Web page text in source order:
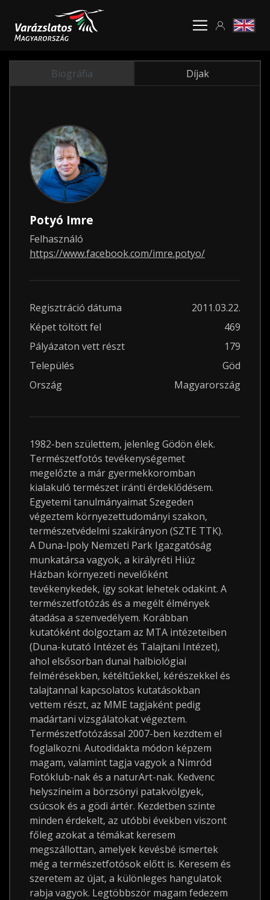
Biográfia Díjak
Potyó Imre
Felhasználó
https://www.facebook.com/imre.potyo/
Regisztráció dátuma
2011.03.22.
Képet töltött fel
469
Pályázaton vett részt
179
Település
Göd
Ország
Magyarország
1982-ben születtem, jelenleg Gödön élek.
Természetfotós tevékenységemet
megelőzte a már gyermekkoromban
kialakuló természet iránti érdeklődésem.
Egyetemi tanulmányaimat Szegeden
végeztem környezettudományi szakon,
természetvédelmi szakirányon (SZTE TTK).
A Duna-Ipoly Nemzeti Park Igazgatóság
munkatársa vagyok, a királyréti Hiúz
Házban környezeti nevelőként
tevékenykedek, így sokat lehetek odakint. A
természetfotózás és a megélt élmények
átadása a szenvedélyem. Korábban
kutatóként dolgoztam az MTA intézeteiben
(Duna-kutató Intézet és Talajtani Intézet),
ahol elsősorban dunai halbiológiai
felmérésekben, kétéltűekkel, kérészekkel és
talajtannal kapcsolatos kutatásokban
vettem részt, az MME tagjaként pedig
madártani vizsgálatokat végeztem.
Természetfotózással 2007-ben kezdtem el
foglalkozni. Autodidakta módon képzem
magam, valamint tagja vagyok a Nimród
Fotóklub-nak és a naturArt-nak. Kedvenc
helyszíneim a börzsönyi patakvölgyek,
csúcsok és a gödi ártér. Kezdetben szinte
minden érdekelt, az utóbbi években viszont
főleg azokat a témákat keresem
megszállottan, amelyek kevésbé ismertek
még a természetfotósok előtt is. Keresem és
szeretem az újat, a különleges hangulatok
rabja vagyok. Legtöbbször magam fedezem